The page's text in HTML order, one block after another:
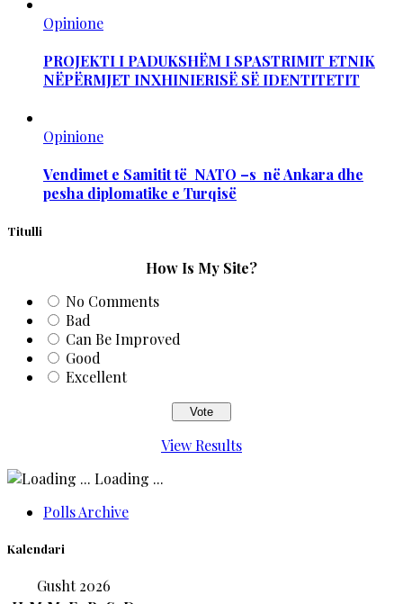
Opinione
PROJEKTI I PADUKSHËM I SPASTRIMIT ETNIK
NËPËRMJET INXHINIERISË SË IDENTITETIT
Opinione
Vendimet e Samitit të NATO –s në Ankara dhe
pesha diplomatike e Turqisë
Titulli
How Is My Site?
No Comments
Bad
Can Be Improved
Good
Excellent
View Results
Loading ...
Polls Archive
Kalendari
Gusht 2026